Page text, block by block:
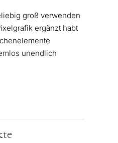
groß verwenden
ergänzt habt
unendlich